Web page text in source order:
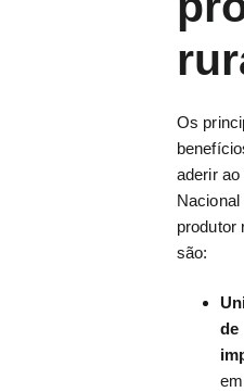
Os
aderir
produtor
são:
de